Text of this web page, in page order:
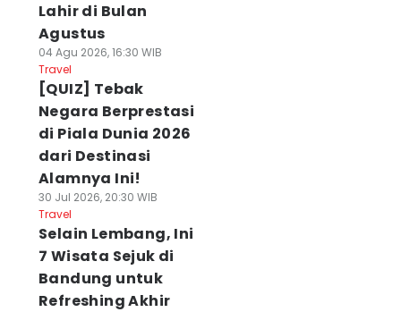
Lahir di Bulan
Agustus
04 Agu 2026, 16:30 WIB
Travel
[QUIZ] Tebak
Negara Berprestasi
di Piala Dunia 2026
dari Destinasi
Alamnya Ini!
30 Jul 2026, 20:30 WIB
Travel
Selain Lembang, Ini
7 Wisata Sejuk di
Bandung untuk
Refreshing Akhir